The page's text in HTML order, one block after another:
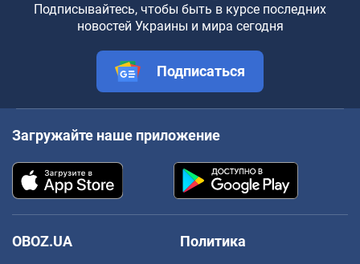
Подписывайтесь, чтобы быть в курсе последних
новостей Украины и мира сегодня
Подписаться
Загружайте наше приложение
OBOZ.UA
Политика